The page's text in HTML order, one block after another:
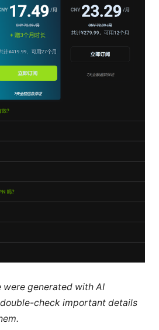
generated with AI
check important details